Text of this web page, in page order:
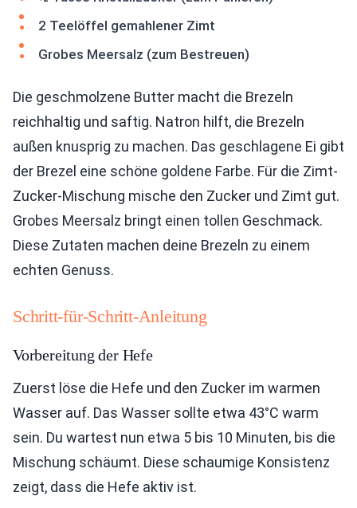
2 Teelöffel gemahlener Zimt
Grobes Meersalz (zum Bestreuen)
Die geschmolzene Butter macht die Brezeln
reichhaltig und saftig. Natron hilft, die Brezeln
außen knusprig zu machen. Das geschlagene Ei gibt
der Brezel eine schöne goldene Farbe. Für die Zimt-
Zucker-Mischung mische den Zucker und Zimt gut.
Grobes Meersalz bringt einen tollen Geschmack.
Diese Zutaten machen deine Brezeln zu einem
echten Genuss.
Schritt-für-Schritt-Anleitung
Vorbereitung der Hefe
Zuerst löse die Hefe und den Zucker im warmen
Wasser auf. Das Wasser sollte etwa 43°C warm
sein. Du wartest nun etwa 5 bis 10 Minuten, bis die
Mischung schäumt. Diese schaumige Konsistenz
zeigt, dass die Hefe aktiv ist.